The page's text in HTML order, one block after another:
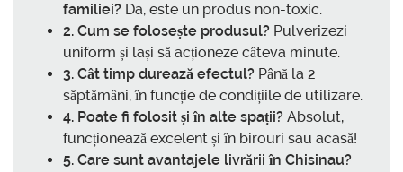
familiei? Da, este un produs non-toxic.
2. Cum se folosește produsul? Pulverizezi
uniform și lași să acționeze câteva minute.
3. Cât timp durează efectul? Până la 2
săptămâni, în funcție de condițiile de utilizare.
4. Poate fi folosit și în alte spații? Absolut,
funcționează excelent și în birouri sau acasă!
5. Care sunt avantajele livrării în Chisinau?